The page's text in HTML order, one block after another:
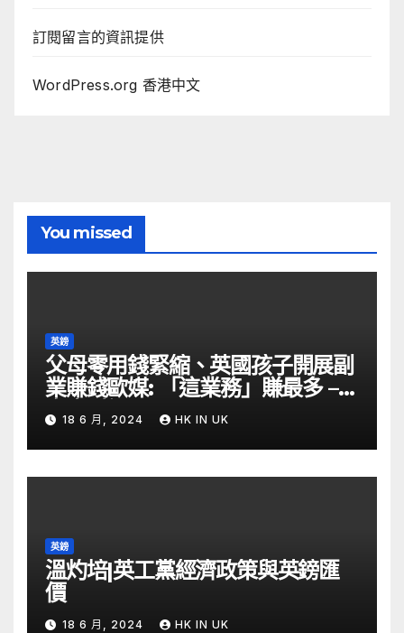
訂閱留言的資訊提供
WordPress.org 香港中文
You missed
英鎊
父母零用錢緊縮、英國孩子開展副
業賺錢歐媒: 「這業務」賺最多 –
自由財經
18 6 月, 2024 HK IN UK
英鎊
溫灼培|英工黨經濟政策與英鎊匯
價
18 6 月, 2024 HK IN UK